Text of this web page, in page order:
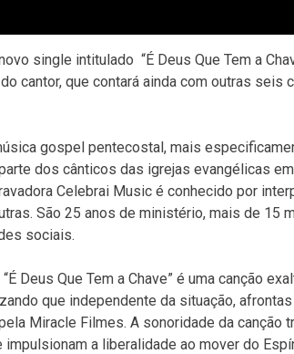
single intitulado “É Deus Que Tem a
cantor, que contará ainda com outras seis
gospel pentecostal, mais
dos cânticos das igrejas evangélicas
Celebrai Music é conhecido por
São 25 anos de ministério, mais de 15
sociais.
Deus Que Tem a Chave” é uma canção
que independente da situação,
Miracle Filmes. A sonoridade da canção
a liberalidade ao mover do